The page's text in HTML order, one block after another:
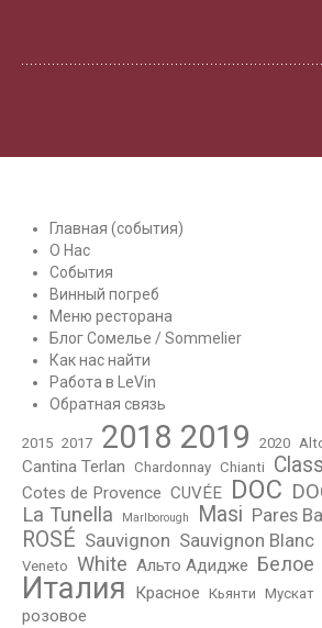
Главная (события)
О Нас
События
Винный погреб
Меню ресторана
Блог Сомелье / Sommelier
Как нас найти
Работа в LeVin
Обратная связь
2015 2017 2018 2019 2020
Cantina Terlan Chardonnay Chianti
Cotes de Provence CUVÉE DOC
La Tunella Marlborough Masi Pares
ROSÉ Sauvignon Sauvignon Blanc
Veneto White Альто Адидже Белое
Италия Красное Кьянти Мускат
розовое